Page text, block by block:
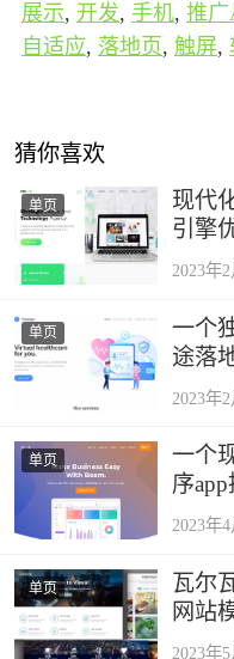
展示, 开发, 手机, 推广
自适应, 落地页, 触屏,
猜你喜欢
单页
现代
引擎
板自
2023年2
单页
一个
途落
2023年2
单页
一个
序
自适
2023年4
单页
瓦尔
网站
免费
2023年5